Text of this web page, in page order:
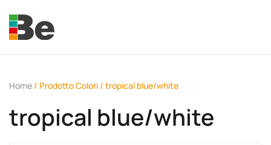
Skip to main content
Home / Prodotto Colori / tropical blue/white
tropical blue/white